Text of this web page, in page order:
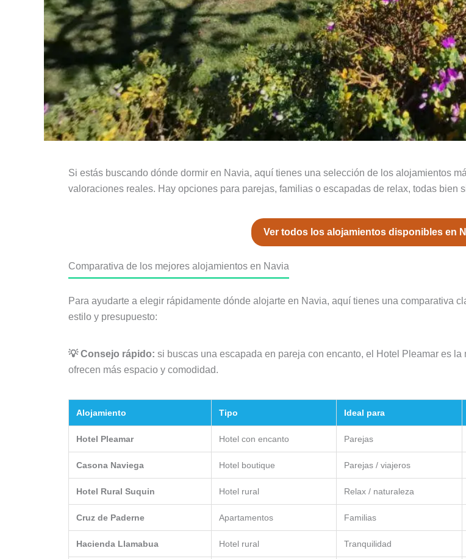
Si estás buscando dónde dormir en Navia, aquí tienes una selección de los alojamientos
valoraciones reales. Hay opciones para parejas, familias o escapadas de relax, todas bien
Ver todos los alojamientos disponibles en
Comparativa de los mejores alojamientos en Navia
Para ayudarte a elegir rápidamente dónde alojarte en Navia, aquí tienes una comparativa
estilo y presupuesto:
💡 Consejo rápido: si buscas una escapada en pareja con encanto, el Hotel Pleamar es
ofrecen más espacio y comodidad.
Alojamiento Tipo Ideal para
Hotel Pleamar Hotel con encanto Parejas
Casona Naviega Hotel boutique Parejas / viajeros
Hotel Rural Suquin Hotel rural Relax / naturaleza
Cruz de Paderne Apartamentos Familias
Hacienda Llamabua Hotel rural Tranquilidad